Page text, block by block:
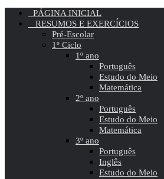
PÁGINA INICIAL
RESUMOS E EXERCÍCIOS
Pré-Escolar
1º Ciclo
1º ano
Português
Estudo do Meio
Matemática
2º ano
Português
Estudo do Meio
Matemática
3º ano
Português
Inglês
Estudo do Meio